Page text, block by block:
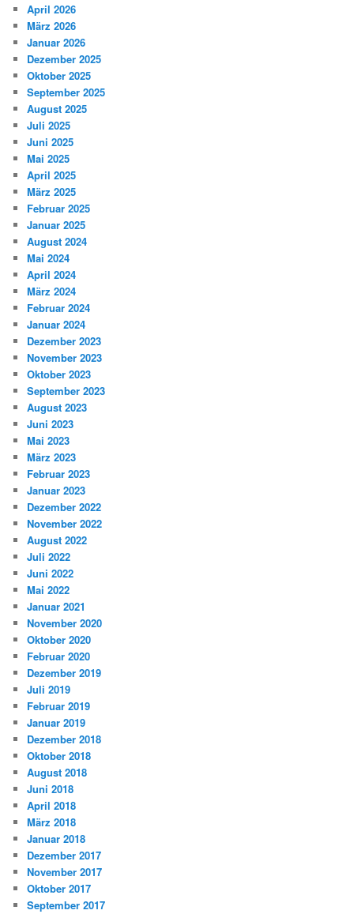
April 2026
März 2026
Januar 2026
Dezember 2025
Oktober 2025
September 2025
August 2025
Juli 2025
Juni 2025
Mai 2025
April 2025
März 2025
Februar 2025
Januar 2025
August 2024
Mai 2024
April 2024
März 2024
Februar 2024
Januar 2024
Dezember 2023
November 2023
Oktober 2023
September 2023
August 2023
Juni 2023
Mai 2023
März 2023
Februar 2023
Januar 2023
Dezember 2022
November 2022
August 2022
Juli 2022
Juni 2022
Mai 2022
Januar 2021
November 2020
Oktober 2020
Februar 2020
Dezember 2019
Juli 2019
Februar 2019
Januar 2019
Dezember 2018
Oktober 2018
August 2018
Juni 2018
April 2018
März 2018
Januar 2018
Dezember 2017
November 2017
Oktober 2017
September 2017